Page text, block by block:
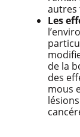
autres
Les
de la
des
mous